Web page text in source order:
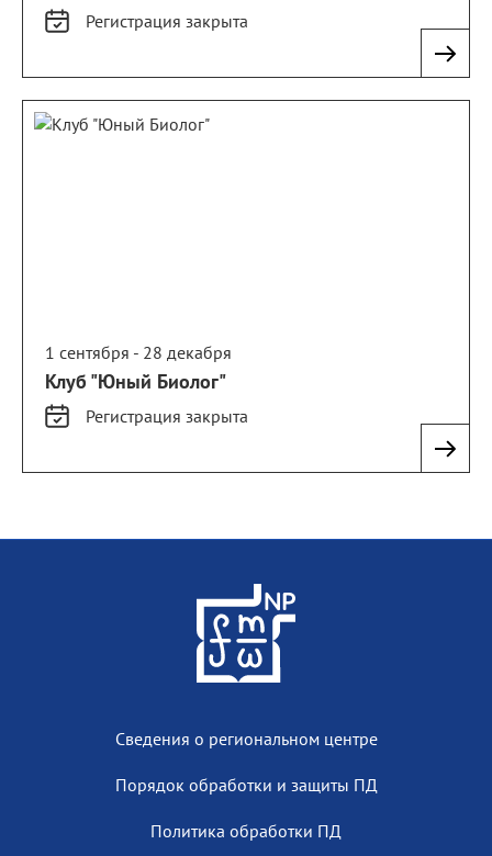
Регистрация закрыта
1 сентября - 28 декабря
Клуб "Юный Биолог"
Регистрация закрыта
Сведения о региональном центре
Порядок обработки и защиты ПД
Политика обработки ПД